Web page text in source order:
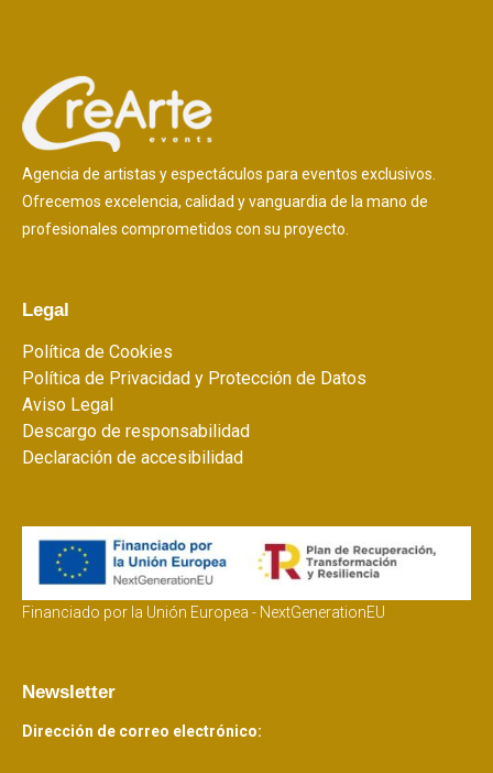
Agencia de artistas y espectáculos para eventos exclusivos.
Ofrecemos excelencia, calidad y vanguardia de la mano de
profesionales comprometidos con su proyecto.
Legal
Política de Cookies
Política de Privacidad y Protección de Datos
Aviso Legal
Descargo de responsabilidad
Declaración de accesibilidad
Financiado por la Unión Europea - NextGenerationEU
Newsletter
Dirección de correo electrónico: